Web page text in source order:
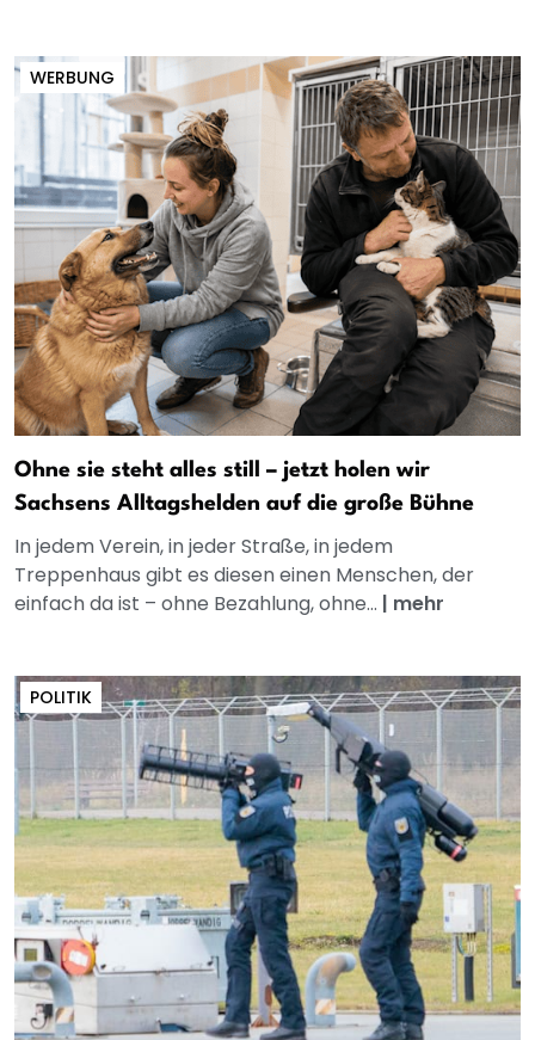
WERBUNG
Ohne sie steht alles still – jetzt holen wir
Sachsens Alltagshelden auf die große Bühne
In jedem Verein, in jeder Straße, in jedem
Treppenhaus gibt es diesen einen Menschen, der
einfach da ist – ohne Bezahlung, ohne... | mehr
POLITIK